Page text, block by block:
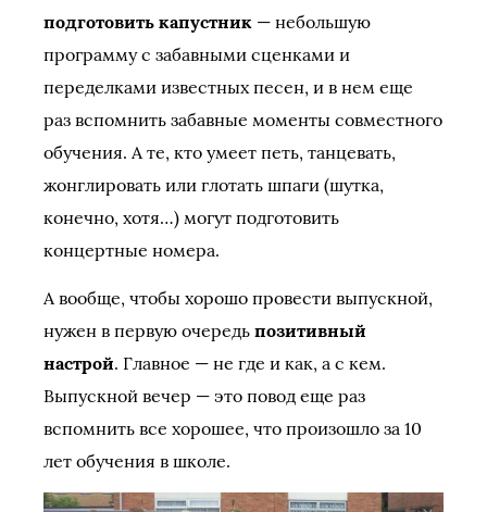
подготовить капустник — небольшую
программу с забавными сценками и
переделками известных песен, и в нем еще
раз вспомнить забавные моменты совместного
обучения. А те, кто умеет петь, танцевать,
жонглировать или глотать шпаги (шутка,
конечно, хотя…) могут подготовить
концертные номера.
А вообще, чтобы хорошо провести выпускной,
нужен в первую очередь позитивный
настрой. Главное — не где и как, а с кем.
Выпускной вечер — это повод еще раз
вспомнить все хорошее, что произошло за 10
лет обучения в школе.